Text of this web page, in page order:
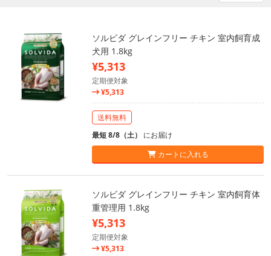
ソルビダ グレインフリー チキン 室内飼育成
犬用 1.8kg
¥5,313
定期便対象
¥5,313
送料無料
最短 8/8（土） にお届け
カートに入れる
ソルビダ グレインフリー チキン 室内飼育体
重管理用 1.8kg
¥5,313
定期便対象
¥5,313